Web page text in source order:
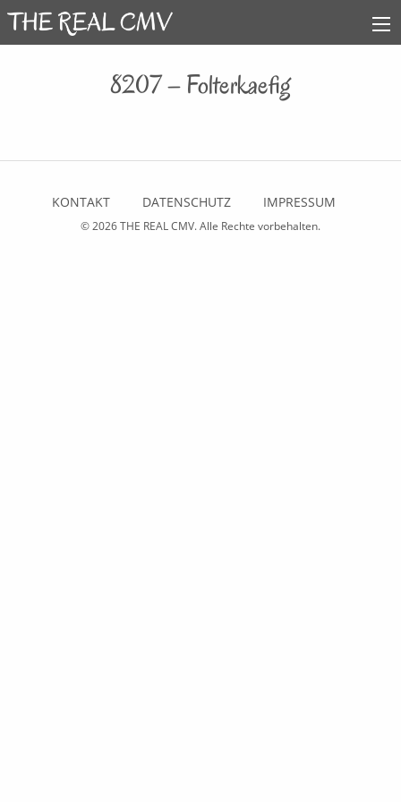
8207 – Folterkaefig
KONTAKT DATENSCHUTZ IMPRESSUM
© 2026THE REAL CMV. Alle Rechte vorbehalten.